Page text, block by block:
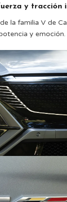
y tracción
la familia V de
y emoción.